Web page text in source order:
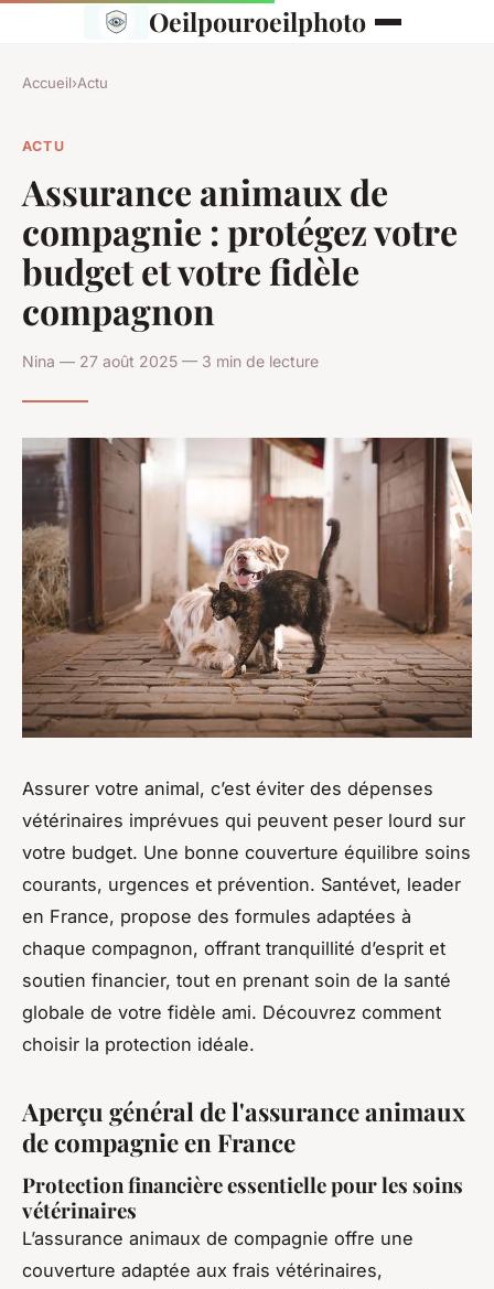
Oeilpouroeilphoto
Accueil›Actu
ACTU
Assurance animaux de
compagnie : protégez votre
budget et votre fidèle
compagnon
Nina — 27 août 2025 — 3 min de lecture
Assurer votre animal, c’est éviter des dépenses
vétérinaires imprévues qui peuvent peser lourd sur
votre budget. Une bonne couverture équilibre soins
courants, urgences et prévention. Santévet, leader
en France, propose des formules adaptées à
chaque compagnon, offrant tranquillité d’esprit et
soutien financier, tout en prenant soin de la santé
globale de votre fidèle ami. Découvrez comment
choisir la protection idéale.
Aperçu général de l'assurance animaux
de compagnie en France
Protection financière essentielle pour les soins
vétérinaires
L’assurance animaux de compagnie offre une
couverture adaptée aux frais vétérinaires,